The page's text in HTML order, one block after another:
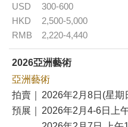
USD
300-600
HKD
2,500-5,000
RMB
2,220-4,440
2026亞洲藝術
亞洲藝術
拍賣｜
2026年2月8日(星期
預展｜
2026年2月4-6日上